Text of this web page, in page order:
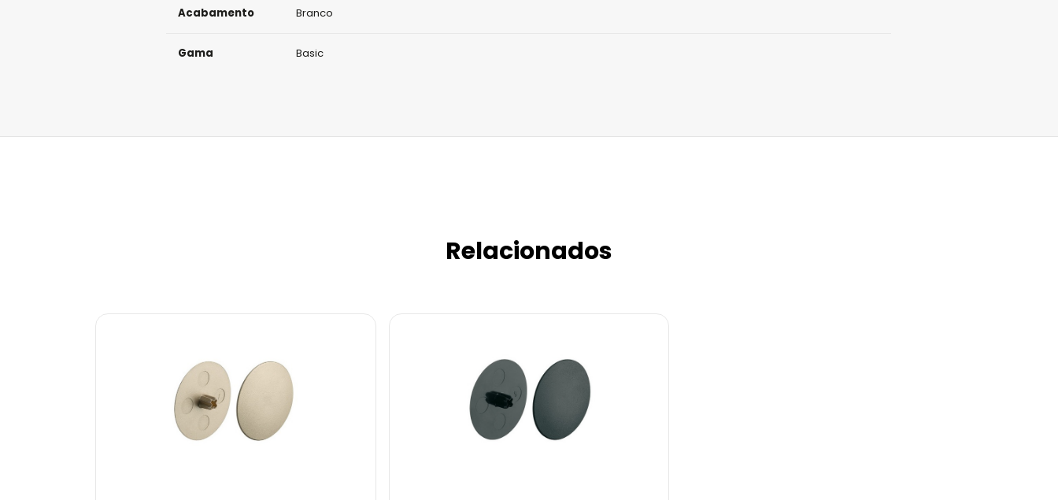
Acabamento Branco
Gama Basic
Relacionados